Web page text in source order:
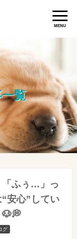
MENU
覧
「ふぅ…」っ
安心”してい
🐶💭
グ